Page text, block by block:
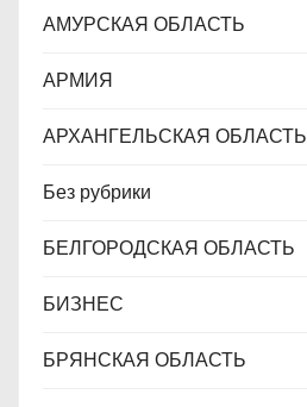
я
м
АМУРСКАЯ ОБЛАСТЬ
АРМИЯ
АРХАНГЕЛЬСКАЯ ОБЛАСТЬ
Без рубрики
БЕЛГОРОДСКАЯ ОБЛАСТЬ
БИЗНЕС
БРЯНСКАЯ ОБЛАСТЬ